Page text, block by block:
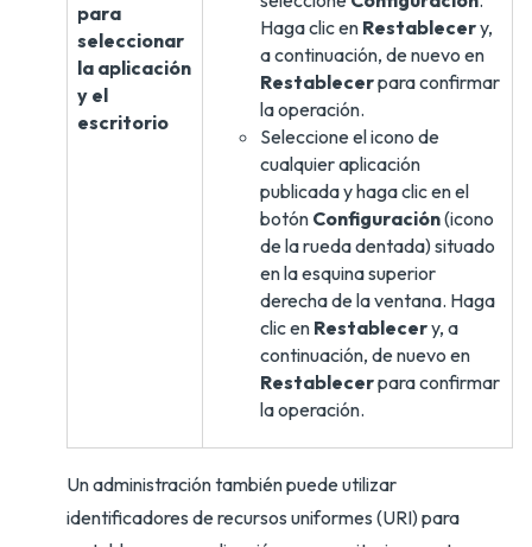
para
seleccionar
la aplicación
y el
escritorio
Haga clic en Restablecery,
a continuación, de nuevo en
Restablecerpara confirmar
la operación.
Seleccione el icono de
cualquier aplicación
publicada y haga clic en el
botón Configuración(icono
de la rueda dentada) situado
en la esquina superior
derecha de la ventana. Haga
clic en Restablecery, a
continuación, de nuevo en
Restablecerpara confirmar
la operación.
Un administración también puede utilizar
identificadores de recursos uniformes (URI) para